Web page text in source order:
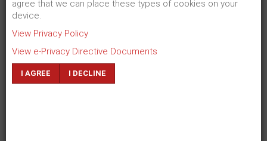
+hohe Aufmerksamkeit
+große Reichweite
+kostengünstig und effektiv
agree that we can place these types of cookies on your
device.
View Privacy Policy
View e-Privacy Directive Documents
I AGREE I DECLINE